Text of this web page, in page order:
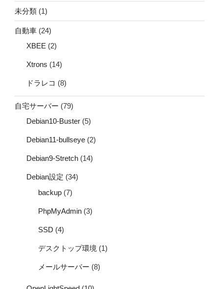
未分類 (1)
自動車 (24)
XBEE (2)
Xtrons (14)
ドラレコ (8)
自宅サーバー (79)
Debian10-Buster (5)
Debian11-bullseye (2)
Debian9-Stretch (14)
Debian設定 (34)
backup (7)
PhpMyAdmin (3)
SSD (4)
デスクトップ環境 (1)
メールサーバー (8)